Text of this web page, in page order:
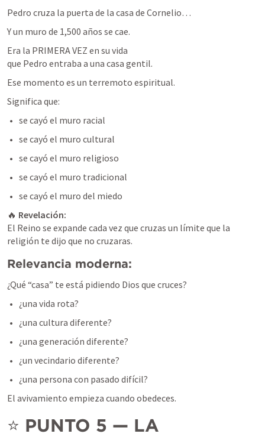
Pedro cruza la puerta de la casa de Cornelio…
Y un muro de 1,500 años se cae.
Era la PRIMERA VEZ en su vida
que Pedro entraba a una casa gentil.
Ese momento es un terremoto espiritual.
Significa que:
se cayó el muro racial
se cayó el muro cultural
se cayó el muro religioso
se cayó el muro tradicional
se cayó el muro del miedo
🔥 Revelación:
El Reino se expande cada vez que cruzas un límite que la
religión te dijo que no cruzaras.
Relevancia moderna:
¿Qué “casa” te está pidiendo Dios que cruces?
¿una vida rota?
¿una cultura diferente?
¿una generación diferente?
¿un vecindario diferente?
¿una persona con pasado difícil?
El avivamiento empieza cuando obedeces.
⭐ PUNTO 5 — LA